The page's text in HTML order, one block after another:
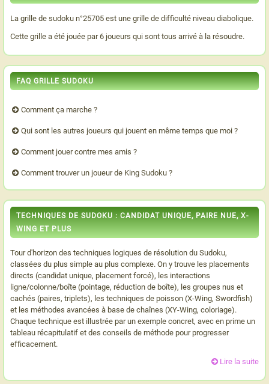
La grille de sudoku n°25705 est une grille de difficulté niveau diabolique.
Cette grille a été jouée par 6 joueurs qui sont tous arrivé à la résoudre.
FAQ GRILLE SUDOKU
Comment ça marche ?
Qui sont les autres joueurs qui jouent en même temps que moi ?
Comment jouer contre mes amis ?
Comment trouver un joueur de King Sudoku ?
TECHNIQUES DE SUDOKU : CANDIDAT UNIQUE, PAIRE NUE, X-
WING ET PLUS
Tour d'horizon des techniques logiques de résolution du Sudoku,
classées du plus simple au plus complexe. On y trouve les placements
directs (candidat unique, placement forcé), les interactions
ligne/colonne/boîte (pointage, réduction de boîte), les groupes nus et
cachés (paires, triplets), les techniques de poisson (X-Wing, Swordfish)
et les méthodes avancées à base de chaînes (XY-Wing, coloriage).
Chaque technique est illustrée par un exemple concret, avec en prime un
tableau récapitulatif et des conseils de méthode pour progresser
efficacement.
Lire la suite